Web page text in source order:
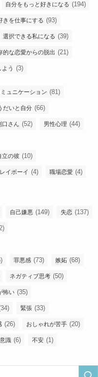
自分をもっと好きになる (194)
きを仕事にする (93)
選択できる私になる (39)
的な恋愛からの脱出 (21)
う (3)
ュニケーション (81)
だいと自分 (66)
口さん (52) 男性心理 (44)
立の彼 (10)
イボーイ (4) 職場恋愛 (4)
自己嫌悪 (149) 失恋 (137)
罪悪感 (73) 嫉妬 (68)
ネガティブ思考 (50)
怖い (35)
緊張 (33)
(26) おしゃれが苦手 (20)
識 (6) 不安 (1)